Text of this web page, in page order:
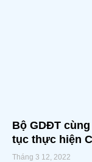
Bộ GDĐT
tục thực hiện
Tháng 3 12, 2022